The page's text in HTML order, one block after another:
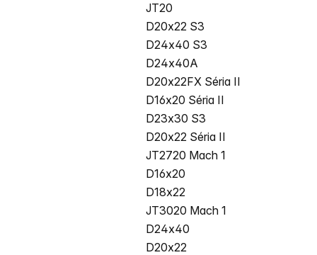
JT20
D20x22 S3
D24x40 S3
D24x40A
D20x22FX Séria II
D16x20 Séria II
D23x30 S3
D20x22 Séria II
JT2720 Mach 1
D16x20
D18x22
JT3020 Mach 1
D24x40
D20x22